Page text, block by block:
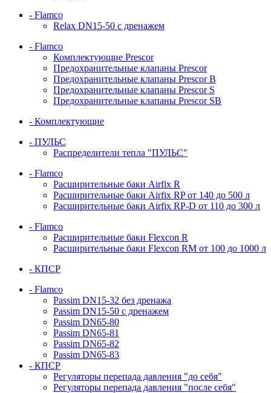
- Flamco
Relax DN15-50 с дренажем
- Flamco
Комплектующие Prescor
Предохранительные клапаны Prescor
Предохранительные клапаны Prescor B
Предохранительные клапаны Prescor S
Предохранительные клапаны Prescor SB
- Комплектующие
- ПУЛЬС
Распределители тепла "ПУЛЬС"
- Flamco
Расширительные баки Airfix R
Расширительные баки Airfix RP от 140 до 500 л
Расширительные баки Airfix RP-D от 110 до 300 л
- Flamco
Расширительные баки Flexcon R
Расширительные баки Flexcon RM от 100 до 1000 л
- КПСР
- Flamco
Passim DN15-32 без дренажа
Passim DN15-50 с дренажем
Passim DN65-80
Passim DN65-81
Passim DN65-82
Passim DN65-83
- КПСР
Регуляторы перепада давления "до себя"
Регуляторы перепада давления "после себя"